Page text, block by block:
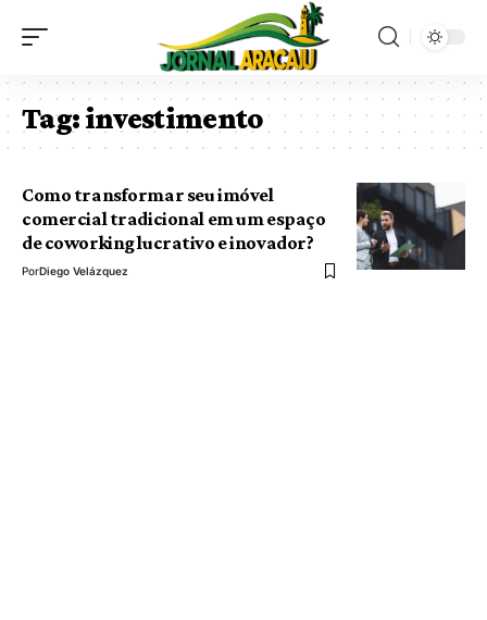
Tag:investimento
Como transformar seu imóvel
comercial tradicional em um espaço
de coworking lucrativo e inovador?
PorDiego Velázquez